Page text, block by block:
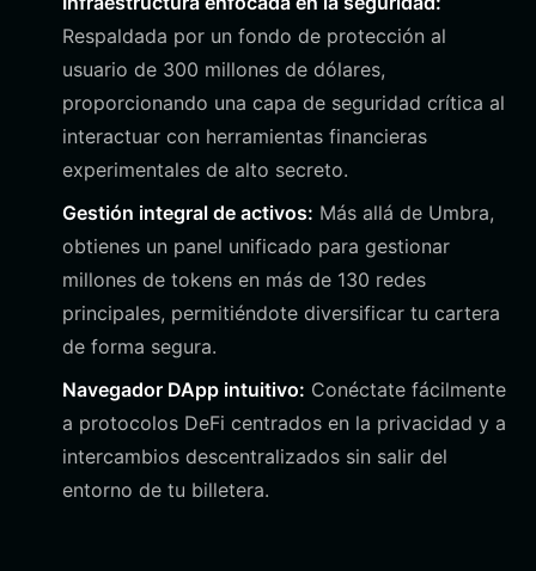
Respaldada por un fondo de protección al
usuario de 300 millones de dólares,
proporcionando una capa de seguridad crítica al
interactuar con herramientas financieras
experimentales de alto secreto.
Gestión integral de activos: Más allá de Umbra,
obtienes un panel unificado para gestionar
millones de tokens en más de 130 redes
principales, permitiéndote diversificar tu cartera
de forma segura.
Navegador DApp intuitivo: Conéctate fácilmente
a protocolos DeFi centrados en la privacidad y a
intercambios descentralizados sin salir del
entorno de tu billetera.